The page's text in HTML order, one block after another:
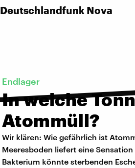
Deutschlandfunk Nova
Endlager
In welche
Atommüll?
Wir klären: Wie gefährlich ist
Meeresboden liefert eine
Bakterium könnte sterbenden